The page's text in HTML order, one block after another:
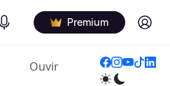
Podcasts Premium Log in
Ouvir(current)